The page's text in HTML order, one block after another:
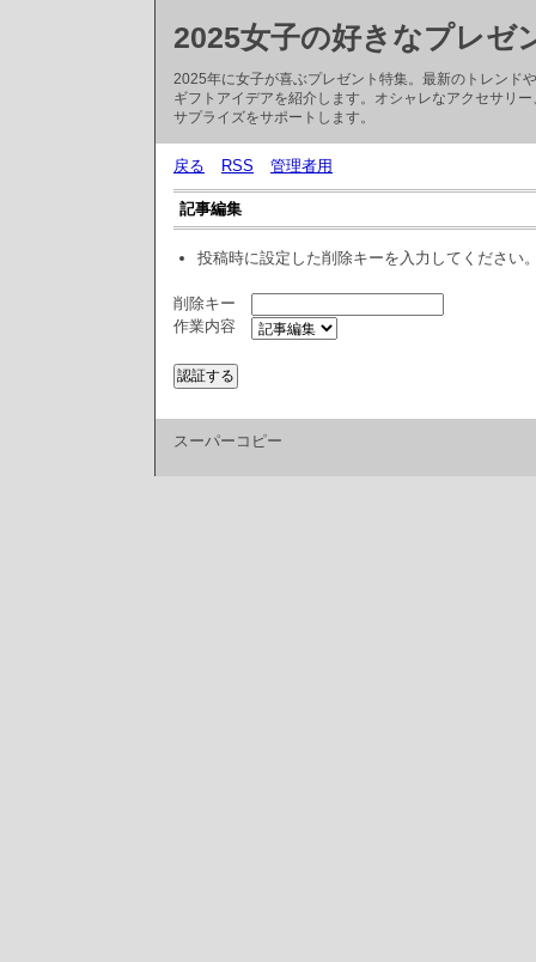
2025女子の好きなプレゼ
2025年に女子が喜ぶプレゼント特集。最新のトレンド
ギフトアイデアを紹介します。オシャレなアクセサリ
サプライズをサポートします。
戻る RSS 管理者用
記事編集
投稿時に設定した削除キーを入力してください
削除キー
作業内容
スーパーコピー